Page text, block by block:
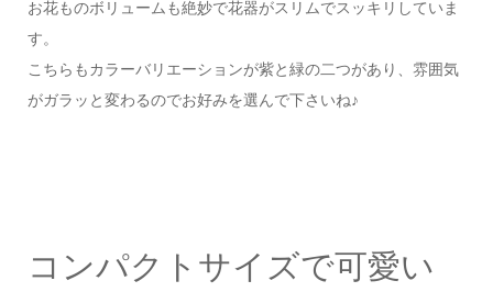
お花ものボリュームも絶妙で花器がスリムでスッキリしていま
す。
こちらもカラーバリエーションが紫と緑の二つがあり、雰囲気
がガラッと変わるのでお好みを選んで下さいね♪
コンパクトサイズで可愛い